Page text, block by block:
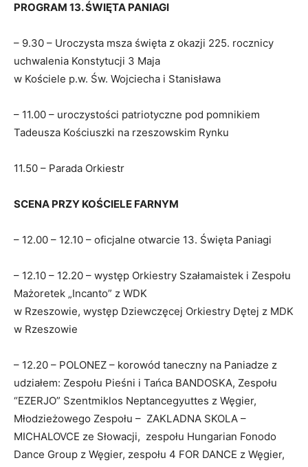
PROGRAM 13. ŚWIĘTA PANIAGI
– 9.30 – Uroczysta msza święta z okazji 225. rocznicy
uchwalenia Konstytucji 3 Maja
w Kościele p.w. Św. Wojciecha i Stanisława
– 11.00 – uroczystości patriotyczne pod pomnikiem
Tadeusza Kościuszki na rzeszowskim Rynku
11.50 – Parada Orkiestr
SCENA PRZY KOŚCIELE FARNYM
– 12.00 – 12.10 – oficjalne otwarcie 13. Święta Paniagi
– 12.10 – 12.20 – występ Orkiestry Szałamaistek i Zespołu
Mażoretek „Incanto” z WDK
w Rzeszowie, występ Dziewczęcej Orkiestry Dętej z MDK
w Rzeszowie
– 12.20 – POLONEZ – korowód taneczny na Paniadze z
udziałem: Zespołu Pieśni i Tańca BANDOSKA, Zespołu
“EZERJO” Szentmiklos Neptancegyuttes z Węgier,
Młodzieżowego Zespołu – ZAKLADNA SKOLA –
MICHALOVCE ze Słowacji, zespołu Hungarian Fonodo
Dance Group z Węgier, zespołu 4 FOR DANCE z Węgier,